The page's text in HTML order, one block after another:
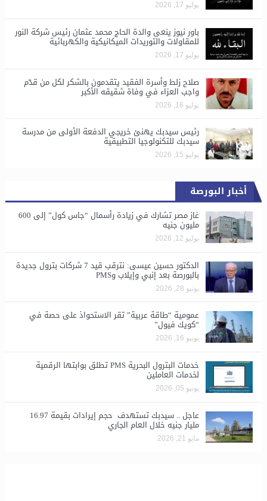
يوليو 17, 2026
باور نيوز ينعى والدة الحاج محمد عثمان رئيس شركة النور
للمقاولات والتوريدات الميكانيكية والكهربائية
يوليو 17, 2026
صلاح زلط وأسرة الفقيد يتقدمون بالشكر لكل من قدّم
واجب العزاء في وفاة شقيقه الأكبر
يوليو 16, 2026
رئيس سيدبك يهنئ خريجي الدفعة الأولى من مدرسة
سيدبك للتكنولوجيا التطبيقية
يوليو 15, 2026
أخبار البورصة
غاز مصر تشارك في زيادة رأسمال “جاس كول” إلى 600
مليون جنيه
يوليو 12, 2026
الدكتور حسين عيسى: نترقب قيد 7 شركات بترول جديدة
بالبورصة بعد إنبي وإيلاب وPMS
يونيو 28, 2026
​عمومية “طاقة عربية” تقر الاستحواذ على حصة في
“كويك فيول”
يونيو 16, 2026
خدمات البترول البحرية PMS تطلق بوابتها الرقمية
لخدمات العاملين
يونيو 05, 2026
عاجل .. سيدبك تستهدف حجم إيرادات بقيمة 16.97
مليار جنيه خلال العام الجاري
مايو 21, 2026